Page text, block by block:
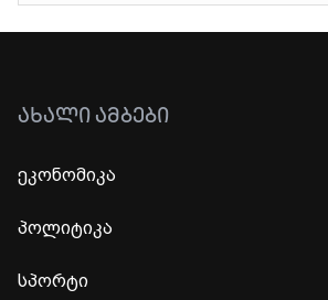
ᲐᲮᲐᲚᲘ ᲐᲛᲑᲔᲑᲘ
ეკონომიკა
პოლიტიკა
სპორტი